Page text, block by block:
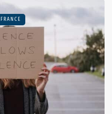
FRANCE